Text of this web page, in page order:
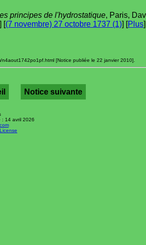
principes de l'hydrostatique, Paris,
] [(7 novembre) 27 octobre 1737 (1)] [Plus
[Notice publiée le 22 janvier 2010].
Notice suivante
: 14 avril 2026